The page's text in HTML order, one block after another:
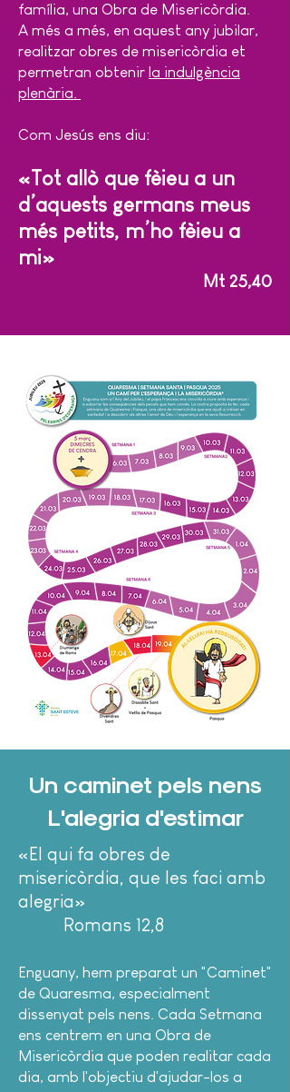
família, una Obra de Misericòrdia.
A més a més, en aquest any jubilar,
realitzar obres de misericòrdia et
permetran obtenir la indulgència
plenària.
Com Jesús ens diu:
«Tot allò que fèieu a un
d’aquests germans meus
més petits, m’ho fèieu a
mi»
Mt 25,40
Un caminet pels nens
L'alegria d'estimar
«El qui fa obres de
misericòrdia, que les faci amb
alegria»
Romans 12,8
Enguany, hem preparat un "Caminet"
de Quaresma, especialment
dissenyat pels nens. Cada Setmana
ens centrem en una Obra de
Misericòrdia que poden realitar cada
dia, amb l'objectiu d'ajudar-los a